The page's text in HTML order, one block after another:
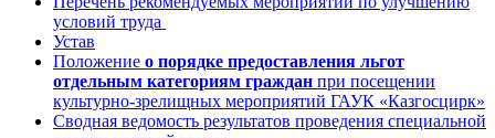
условий труда
Устав
Положение о порядке предоставления льгот
отдельным категориям граждан при посещении
культурно-зрелищных мероприятий ГАУК «Казгосцирк»
Сводная ведомость результатов проведения специальной